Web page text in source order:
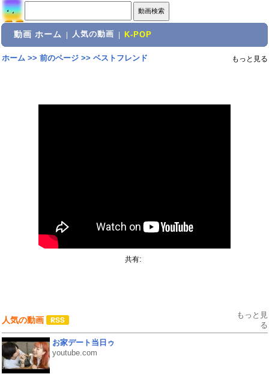
動画 ホーム 人気の動画 K-POP
ホーム>> 前のページ>> ベストフレンド もっと見る
共有:
人気の動画
もっと見
る
お家デート当日ゥ
youtube.com